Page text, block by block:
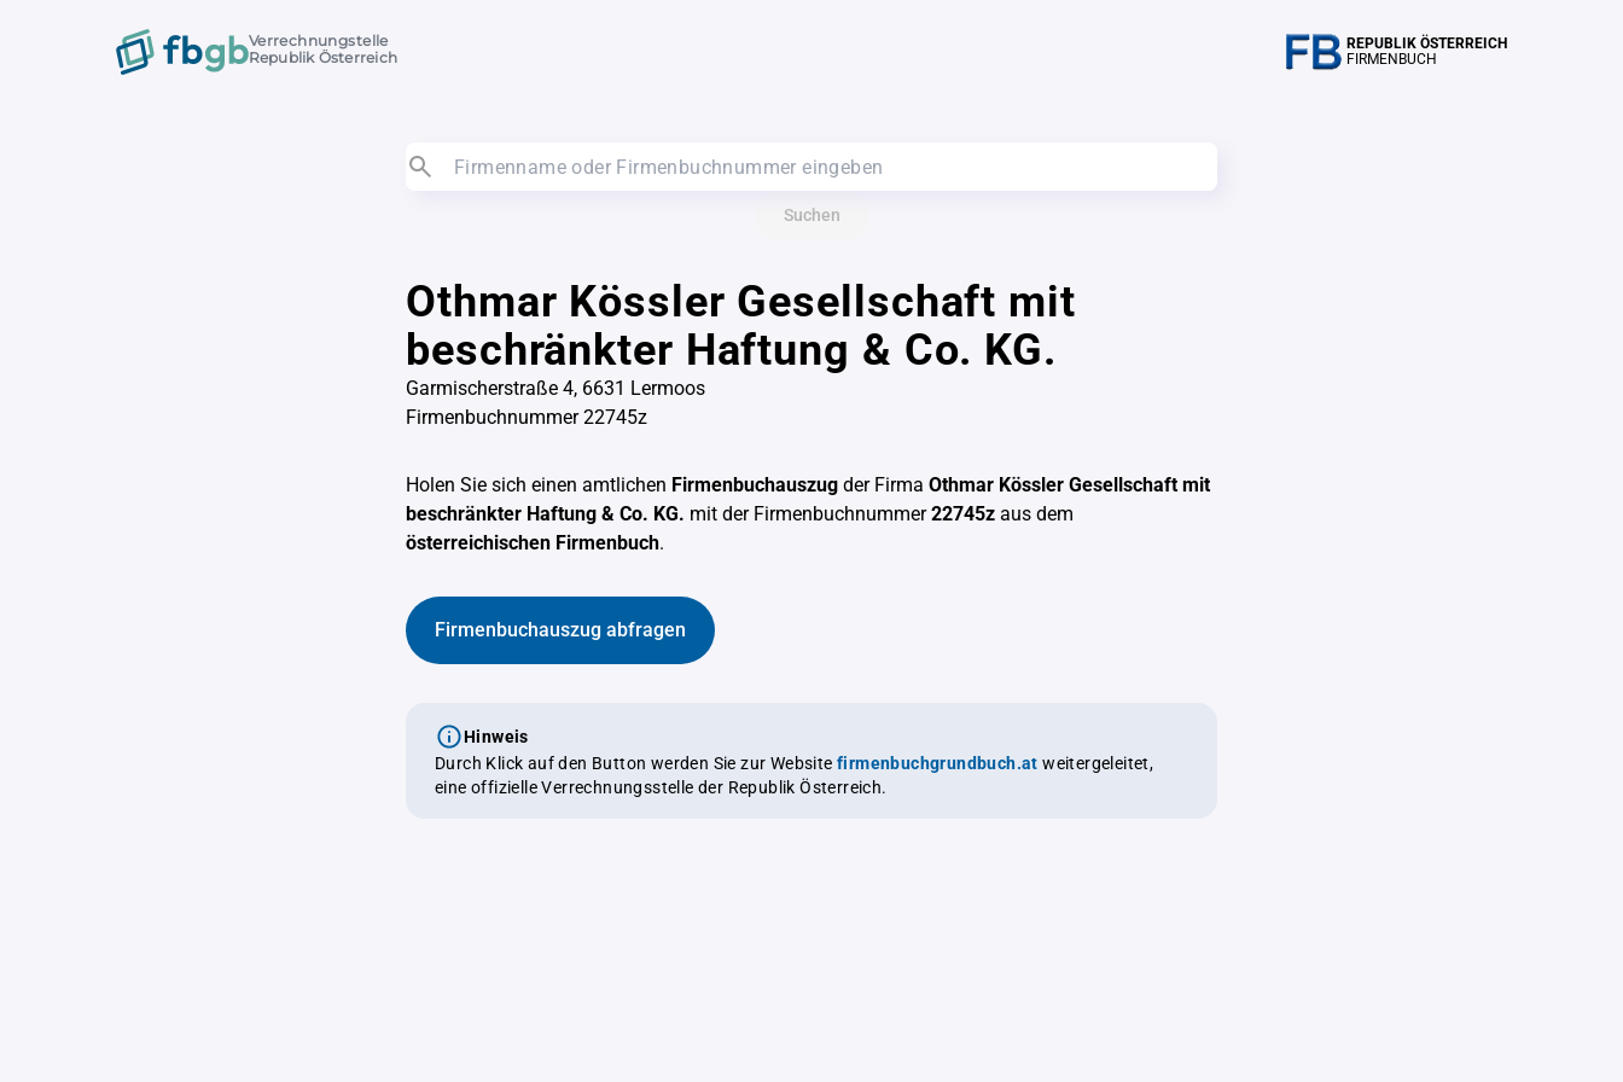
Verrechnungstelle
Republik Österreich
REPUBLIK ÖSTERREICH
FIRMENBUCH
Suchen
Othmar Kössler Gesellschaft mit
beschränkter Haftung & Co. KG.
Garmischerstraße 4, 6631 Lermoos
Firmenbuchnummer 22745z
Holen Sie sich einen amtlichen Firmenbuchauszug der Firma Othmar Kössler Gesellschaft mit
beschränkter Haftung & Co. KG. mit der Firmenbuchnummer22745z aus dem
österreichischen Firmenbuch.
Firmenbuchauszug abfragen
Hinweis
Durch Klick auf den Button werden Sie zur Website firmenbuchgrundbuch.at weitergeleitet,
eine offizielle Verrechnungsstelle der Republik Österreich.